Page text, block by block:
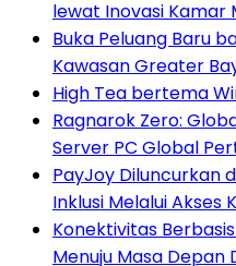
lewat Inovasi Kamar
Buka Peluang Baru
Kawasan Greater
High Tea bertema
Ragnarok Zero:
Server PC Global
PayJoy Diluncurkan
Inklusi Melalui Akses
Konektivitas
Menuju Masa Depan